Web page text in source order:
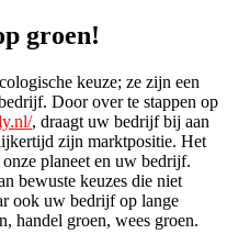
groen!
keuze; ze zijn een
Door over te stappen op
, draagt uw bedrijf bij aan
zijn marktpositie. Het
planeet en uw bedrijf.
bewuste keuzes die niet
ook uw bedrijf op lange
handel groen, wees groen.